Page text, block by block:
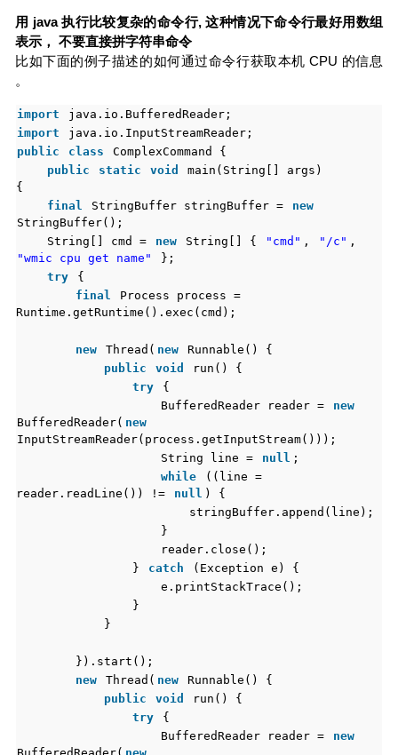
用 java 执行比较复杂的命令行, 这种情况下命令行最好用数组
表示， 不要直接拼字符串命令
比如下面的例子描述的如何通过命令行获取本机 CPU 的信息
。
import
java.io.BufferedReader;
import
java.io.InputStreamReader;
public
class
ComplexCommand {
public
static void
main(String[] args)
{
final
StringBuffer stringBuffer =
new
StringBuffer();
String[] cmd =
new String[] { "cmd" , "/c" ,
"wmic cpu get name"
};
try
{
final
Process process =
Runtime.getRuntime().exec(cmd);
new Thread( new
Runnable() {
public
void
run() {
try
{
BufferedReader reader =
new
BufferedReader( new
InputStreamReader(process.getInputStream()));
String line =
null ;
while
((line =
reader.readLine()) !=
null ) {
stringBuffer.append(line);
}
reader.close();
}
catch
(Exception e) {
e.printStackTrace();
}
}
}).start();
new
Thread( new
Runnable() {
public
void
run() {
try
{
BufferedReader reader =
new